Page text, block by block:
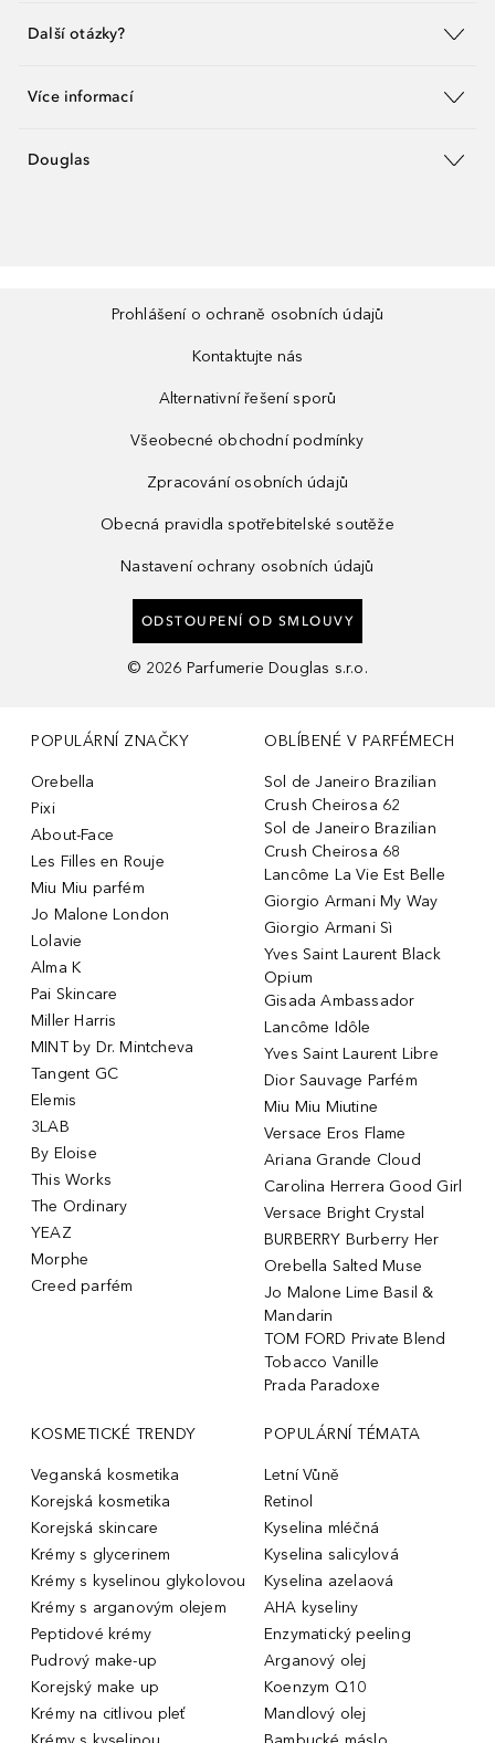
Další otázky?
Více informací
Douglas
Prohlášení o ochraně osobních údajů
Kontaktujte nás
Alternativní řešení sporů
Všeobecné obchodní podmínky
Zpracování osobních údajů
Obecná pravidla spotřebitelské soutěže
Nastavení ochrany osobních údajů
ODSTOUPENÍ OD SMLOUVY
© 2026 Parfumerie Douglas s.r.o.
POPULÁRNÍ ZNAČKY
Orebella
Pixi
About-Face
Les Filles en Rouje
Miu Miu parfém
Jo Malone London
Lolavie
Alma K
Pai Skincare
Miller Harris
MINT by Dr. Mintcheva
Tangent GC
Elemis
3LAB
By Eloise
This Works
The Ordinary
YEAZ
Morphe
Creed parfém
OBLÍBENÉ V PARFÉMECH
Sol de Janeiro Brazilian
Crush Cheirosa 62
Sol de Janeiro Brazilian
Crush Cheirosa 68
Lancôme La Vie Est Belle
Giorgio Armani My Way
Giorgio Armani Sì
Yves Saint Laurent Black
Opium
Gisada Ambassador
Lancôme Idôle
Yves Saint Laurent Libre
Dior Sauvage Parfém
Miu Miu Miutine
Versace Eros Flame
Ariana Grande Cloud
Carolina Herrera Good Girl
Versace Bright Crystal
BURBERRY Burberry Her
Orebella Salted Muse
Jo Malone Lime Basil &
Mandarin
TOM FORD Private Blend
Tobacco Vanille
Prada Paradoxe
KOSMETICKÉ TRENDY
Veganská kosmetika
Korejská kosmetika
Korejská skincare
Krémy s glycerinem
Krémy s kyselinou glykolovou
Krémy s arganovým olejem
Peptidové krémy
Pudrový make-up
Korejský make up
Krémy na citlivou pleť
POPULÁRNÍ TÉMATA
Letní Vůně
Retinol
Kyselina mléčná
Kyselina salicylová
Kyselina azelaová
AHA kyseliny
Enzymatický peeling
Arganový olej
Koenzym Q10
Mandlový olej